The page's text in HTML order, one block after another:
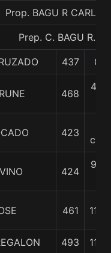
Prop. BAGU R CARLOS
Prep. C. BAGU R.
437 0/0
468
4 1/
423
424
9 1/
461 11
493 11